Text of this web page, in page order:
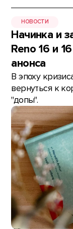
НОВОСТИ
Начинка и
Reno 16 и
анонса
В эпоху
вернуться к
"допы".